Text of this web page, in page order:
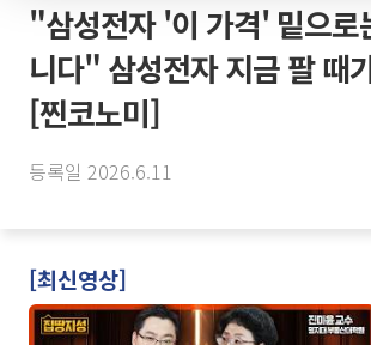
"삼성전자 '이 가격' 밑으로
니다" 삼성전자 지금 팔 때
[찐코노미]
등록일 2026.6.11
[최신영상]